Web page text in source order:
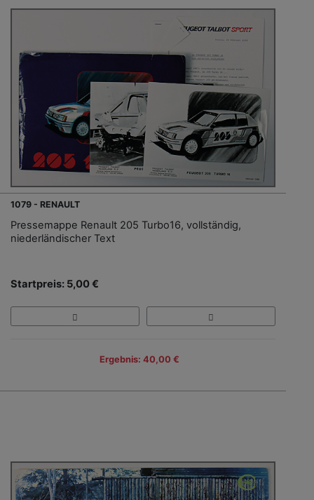
1079 - RENAULT
Pressemappe Renault 205 Turbo16, vollständig,
niederländischer Text
Startpreis: 5,00 €
Ergebnis: 40,00 €